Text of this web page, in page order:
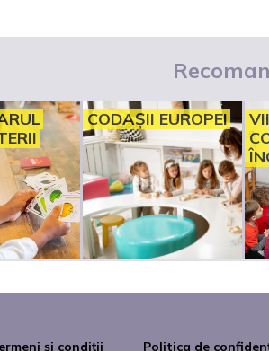
CODAȘII EUROPEI
și condiții Politica de